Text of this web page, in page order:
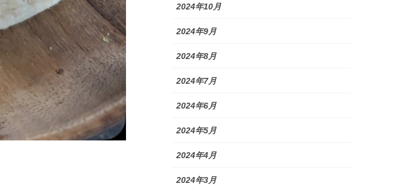
2024年10月
2024年9月
2024年8月
2024年7月
2024年6月
2024年5月
2024年4月
2024年3月